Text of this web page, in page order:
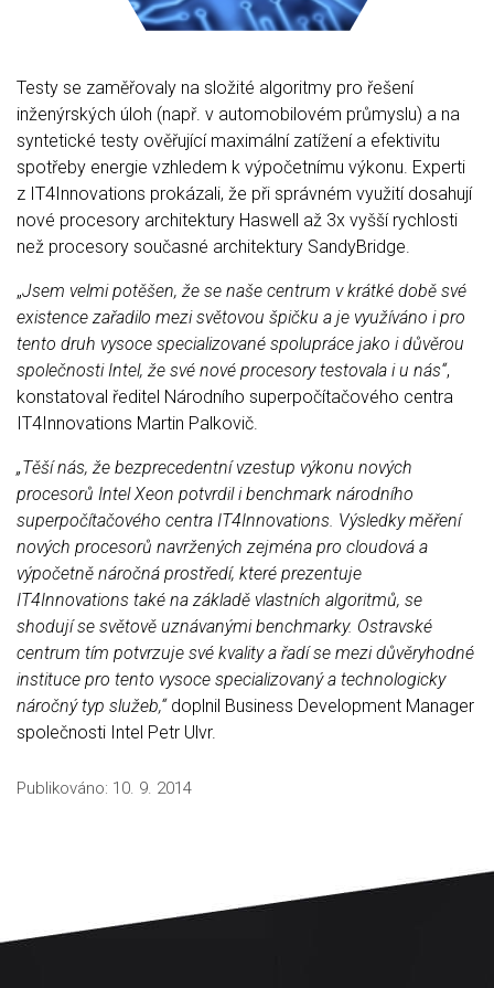
Testy se zaměřovaly na složité algoritmy pro řešení
inženýrských úloh (např. v automobilovém průmyslu) a na
syntetické testy ověřující maximální zatížení a efektivitu
spotřeby energie vzhledem k výpočetnímu výkonu. Experti
z IT4Innovations prokázali, že při správném využití dosahují
nové procesory architektury Haswell až 3x vyšší rychlosti
než procesory současné architektury SandyBridge.
„Jsem velmi potěšen, že se naše centrum v krátké době své
existence zařadilo mezi světovou špičku a je využíváno i pro
tento druh vysoce specializované spolupráce jako i důvěrou
společnosti Intel, že své nové procesory testovala i u nás“,
konstatoval ředitel Národního superpočítačového centra
IT4Innovations Martin Palkovič.
„Těší nás, že bezprecedentní vzestup výkonu nových
procesorů Intel Xeon potvrdil i benchmark národního
superpočítačového centra IT4Innovations. Výsledky měření
nových procesorů navržených zejména pro cloudová a
výpočetně náročná prostředí, které prezentuje
IT4Innovations také na základě vlastních algoritmů, se
shodují se světově uznávanými benchmarky. Ostravské
centrum tím potvrzuje své kvality a řadí se mezi důvěryhodné
instituce pro tento vysoce specializovaný a technologicky
náročný typ služeb,“doplnil Business Development Manager
společnosti Intel Petr Ulvr.
Publikováno: 10. 9. 2014